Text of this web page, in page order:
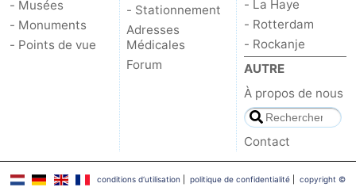
- Musées
- Monuments
- Points de vue
- Stationnement
Adresses
Médicales
Forum
- La Haye
- Rotterdam
- Rockanje
AUTRE
À propos de nous
Contact
conditions d‘utilisation politique de confidentialité| copyright ©